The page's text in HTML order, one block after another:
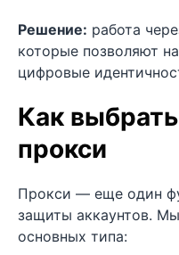
Решение: работа
которые позволяют
цифровые
Как
прокси
Прокси — еще один
защиты аккаунтов.
основных типа: